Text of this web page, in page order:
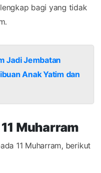
bagi yang tidak
Jadi Jembatan
Anak Yatim dan
Muharram
11 Muharram, berikut